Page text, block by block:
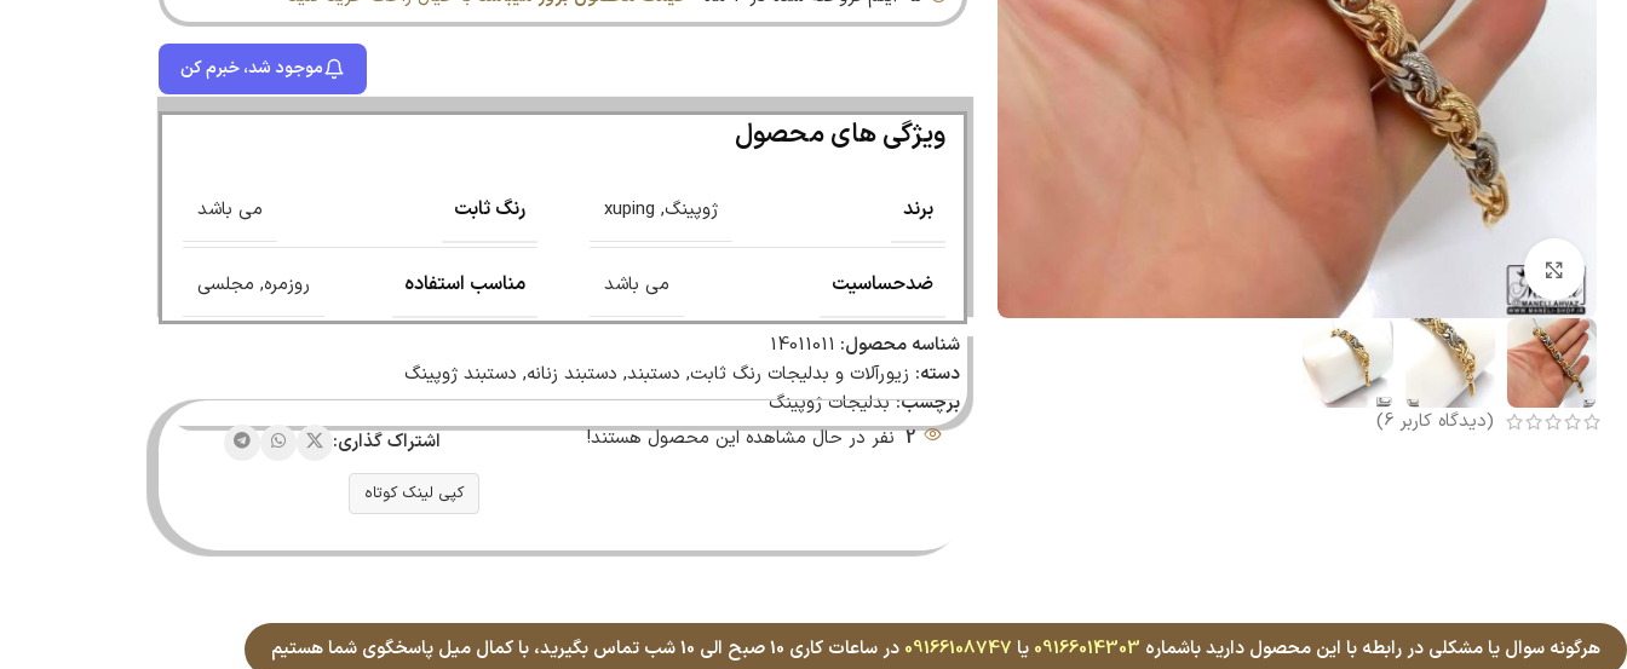
بزرگنمایی تصویر
(دیدگاه کاربر 6
)
موجود شد، خبرم کن
ویژگی های محصول
برند ژوپینگ,
xuping رنگ ثابت می باشد
ضدحساسیت می باشد مناسب استفاده روزمره, مجلسی
شناسه محصول: 14011011
دسته: زیورآلات و بدلیجات رنگ ثابت, دستبند, دستبند زنانه, دستبند ژوپینگ
برچسب: بدلیجات ژوپینگ
2 نفر در حال مشاهده این محصول هستند! اشتراک گذاری:
کپی لینک کوتاه
هرگونه سوال یا مشکلی در رابطه با این محصول دارید باشماره 09166014303 یا 09166108747 در ساعات کاری 10 صبح الی 10 شب تماس بگیرید، با کمال میل پاسخگوی شما هستیم